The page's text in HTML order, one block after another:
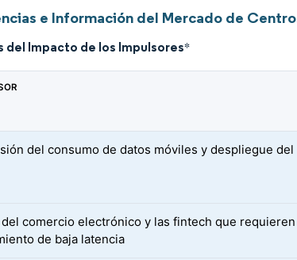
e Información del Mercado de
del Impacto de los Impulsores*
del consumo de datos móviles y despliegue del
comercio electrónico y las fintech que requieren
de baja latencia